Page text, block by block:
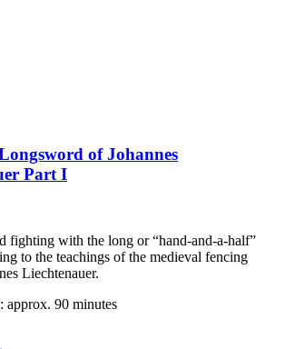
of Johannes
Part I
fighting with the long or “hand-and-a-half”
to the teachings of the medieval fencing
Liechtenauer.
approx. 90 minutes